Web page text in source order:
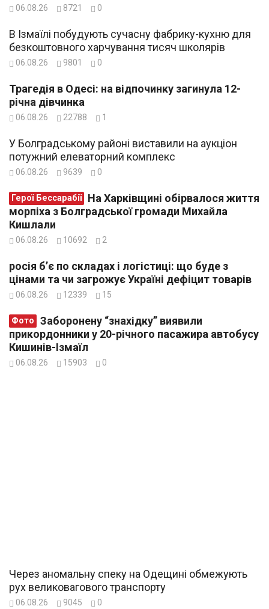
06.08.26 8721 0
В Ізмаїлі побудують сучасну фабрику-кухню для
безкоштовного харчування тисяч школярів
06.08.26 9801 0
Трагедія в Одесі: на відпочинку загинула 12-
річна дівчинка
06.08.26 22788 1
У Болградському районі виставили на аукціон
потужний елеваторний комплекс
06.08.26 9639 0
Герої Бессарабії
морпіха з Болградської громади Михайла
Кишлали
06.08.26 10692 2
росія б’є по складах і логістиці: що буде з
цінами та чи загрожує Україні дефіцит товарів
06.08.26 12339 15
Фото
прикордонники у 20-річного пасажира автобусу
Кишинів-Ізмаїл
06.08.26 15903 0
Через аномальну спеку на Одещині обмежують
рух великовагового транспорту
06.08.26 9045 0